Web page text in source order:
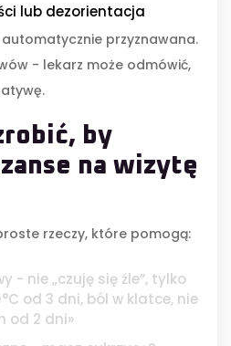
lub dezorientacja
przyznawana.
- lekarz może odmówić,
by
na wizytę
rzeczy, które pomogą:
- nie „czuję się źle”, tylko
od 3 dni, ból w klatce, nie
od 2 dni»